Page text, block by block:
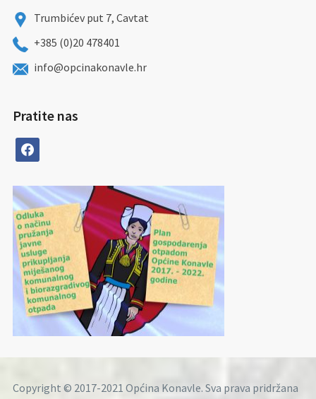
Trumbićev put 7, Cavtat
+385 (0)20 478401
info@opcinakonavle.hr
Pratite nas
facebook
Copyright © 2017-2021 Općina Konavle. Sva prava pridržana